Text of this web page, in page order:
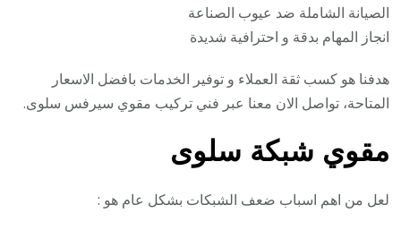
الصيانة الشاملة ضد عيوب الصناعة
انجاز المهام بدقة و احترافية شديدة
هدفنا هو كسب ثقة العملاء و توفير الخدمات بافضل الاسعار
المتاحة، تواصل الان معنا عبر فني تركيب مقوي سيرفس سلوى.
مقوي شبكة سلوى
لعل من اهم اسباب ضعف الشبكات بشكل عام هو :